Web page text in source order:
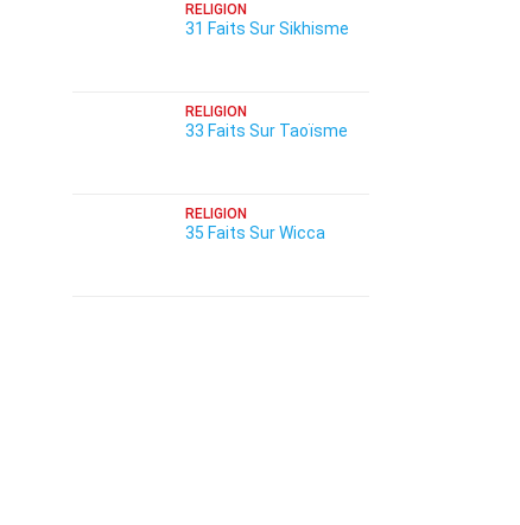
RELIGION
31 Faits Sur Sikhisme
RELIGION
33 Faits Sur Taoïsme
RELIGION
35 Faits Sur Wicca